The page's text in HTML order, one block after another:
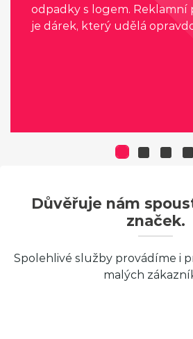
odpadky s logem. Reklamní
je dárek, který udělá
Důvěřuje nám
značek.
Spolehlivé služby provádíme i
malých